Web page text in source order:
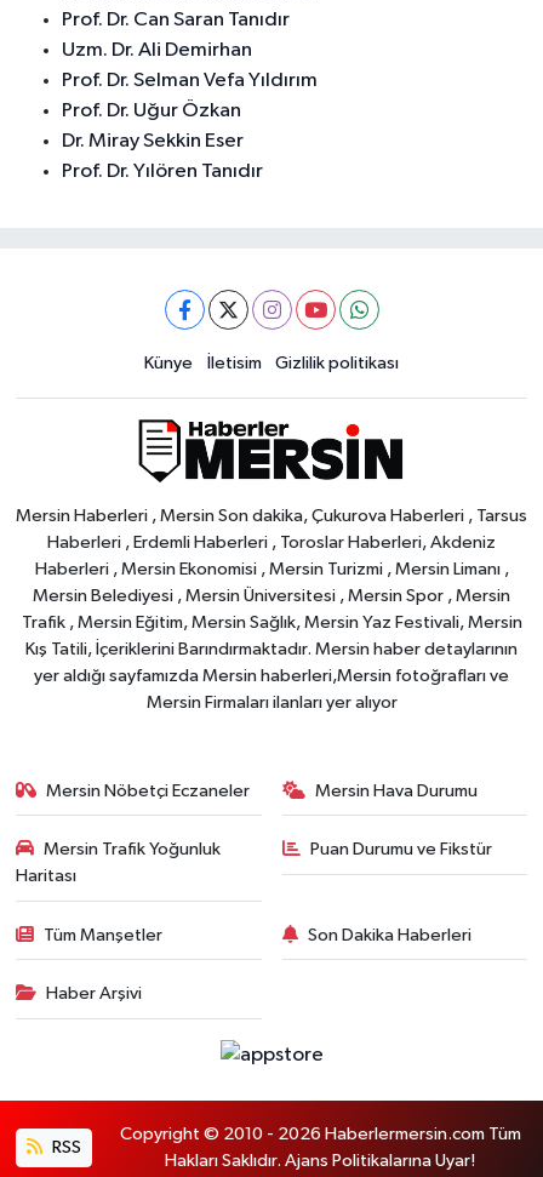
Prof. Dr. Can Saran Tanıdır
Uzm. Dr. Ali Demirhan
Prof. Dr. Selman Vefa Yıldırım
Prof. Dr. Uğur Özkan
Dr. Miray Sekkin Eser
Prof. Dr. Yılören Tanıdır
Künye İletisim Gizlilik politikası
Mersin Haberleri , Mersin Son dakika, Çukurova Haberleri , Tarsus
Haberleri , Erdemli Haberleri , Toroslar Haberleri, Akdeniz
Haberleri , Mersin Ekonomisi , Mersin Turizmi , Mersin Limanı ,
Mersin Belediyesi , Mersin Üniversitesi , Mersin Spor , Mersin
Trafik , Mersin Eğitim, Mersin Sağlık, Mersin Yaz Festivali, Mersin
Kış Tatili, İçeriklerini Barındırmaktadır. Mersin haber detaylarının
yer aldığı sayfamızda Mersin haberleri,Mersin fotoğrafları ve
Mersin Firmaları ilanları yer alıyor
Mersin Nöbetçi Eczaneler Mersin Hava Durumu
Mersin Trafik Yoğunluk
Haritası
Puan Durumu ve Fikstür
Tüm Manşetler Son Dakika Haberleri
Haber Arşivi
RSS
Copyright © 2010 - 2026 Haberlermersin.com Tüm
Hakları Saklıdır. Ajans Politikalarına Uyar!